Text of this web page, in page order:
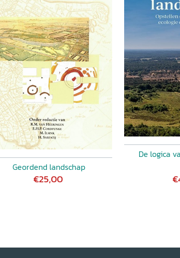
Geordend landschap
€25,00
De logica